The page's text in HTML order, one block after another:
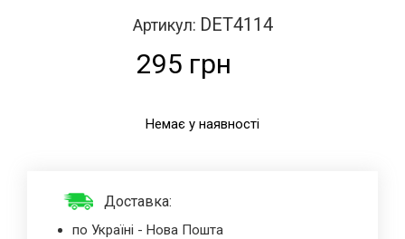
Артикул: DET4114
295 грн
Немає у наявності
Доставка:
по Україні - Нова Пошта